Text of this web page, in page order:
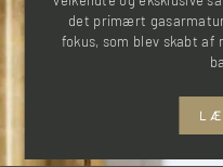
det primært
fokus, som blev skabt af